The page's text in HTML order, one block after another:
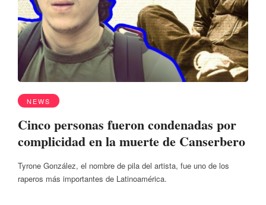
NEWS
Cinco personas fueron condenadas por
complicidad en la muerte de Canserbero
Tyrone González, el nombre de pila del artista, fue uno de los
raperos más importantes de Latinoamérica.